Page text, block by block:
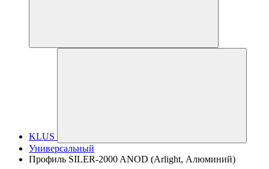
KLUS
Универсальный
Профиль SILER-2000 ANOD (Arlight, Алюминий)